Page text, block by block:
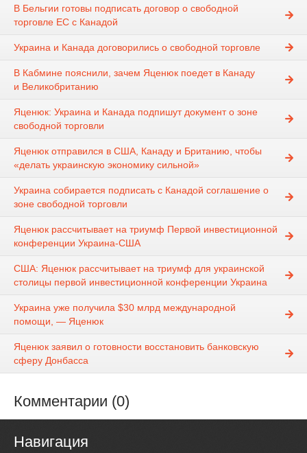
В Бельгии готовы подписать договор о свободной
торговле ЕС с Канадой
Украина и Канада договорились о свободной торговле
В Кабмине пояснили, зачем Яценюк поедет в Канаду
и Великобританию
Яценюк: Украина и Канада подпишут документ о зоне
свободной торговли
Яценюк отправился в США, Канаду и Британию, чтобы
«делать украинскую экономику сильной»
Украина собирается подписать с Канадой соглашение о
зоне свободной торговли
Яценюк рассчитывает на триумф Первой инвестиционной
конференции Украина-США
США: Яценюк рассчитывает на триумф для украинской
столицы первой инвестиционной конференции Украина
Украина уже получила $30 млрд международной
помощи, — Яценюк
Яценюк заявил о готовности восстановить банковскую
сферу Донбасса
Комментарии (0)
Навигация